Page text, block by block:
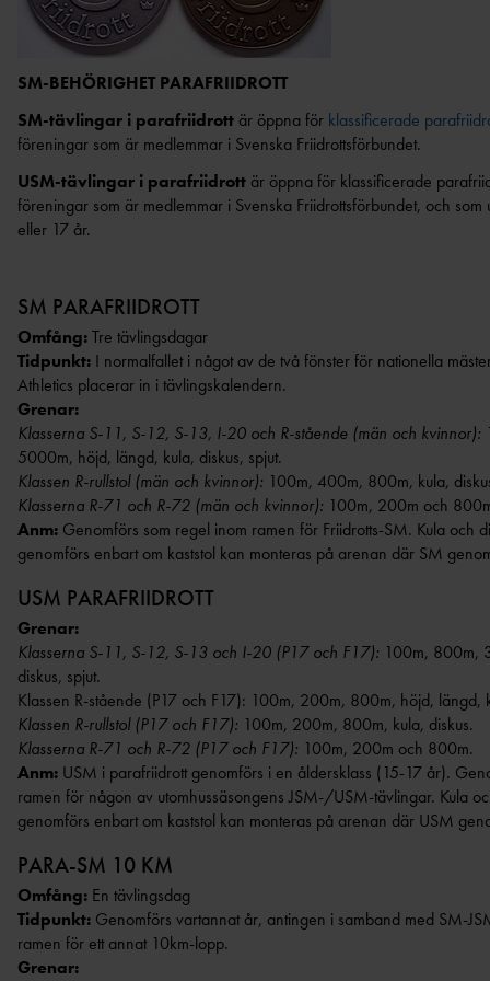
SUPPORTRAR
TRYGGHET
INKLUDERANDE FRIIDROTT
TRYGG FRIIDROTT
FRISK FRIIDROTT
FRIIDROTTENS SPELREGLER -
UPPFÖRANDEKOD
FRIIDROTTSKOLLEN – VEM
TÄVLAR NÄR OCH VAR?
SVENSK FRIIDROTTS PARATOUR
MEDALJER OCH MÄRKEN
RESULTATRAPPORTERING
ARENA
LÅNGLOPP
SM-BEHÖRIGHET PARAFRIIDROTT
SM-tävlingar i parafriidrott är öppna för klassificerade
föreningar som är medlemmar i Svenska Friidrottsförbundet.
USM-tävlingar i parafriidrott är öppna för klassificerade
föreningar som är medlemmar i Svenska Friidrottsförbundet, och
eller 17 år.
SM PARAFRIIDROTT
Omfång:Tre tävlingsdagar
Tidpunkt: I normalfallet i något av de två fönster för nationella
Athletics placerar in i tävlingskalendern.
Grenar:
Klasserna S-11, S-12, S-13, I-20 och R-stående (män och kvinnor):
5000m, höjd, längd, kula, diskus, spjut.
Klassen R-rullstol (män och kvinnor): 100m, 400m, 800m, kula,
Klasserna R-71 och R-72 (män och kvinnor): 100m, 200m och
Anm: Genomförs som regel inom ramen för Friidrotts-SM. Kula och
genomförs enbart om kaststol kan monteras på arenan där SM
USM PARAFRIIDROTT
Grenar:
Klasserna S-11, S-12, S-13 och I-20 (P17 och F17): 100m, 800m,
diskus, spjut.
Klassen R-stående (P17 och F17): 100m, 200m, 800m, höjd, längd,
Klassen R-rullstol (P17 och F17): 100m, 200m, 800m, kula, diskus.
Klasserna R-71 och R-72 (P17 och F17): 100m, 200m och 800m.
Anm: USM i parafriidrott genomförs i en åldersklass (15-17 år).
ramen för någon av utomhussäsongens JSM-/USM-tävlingar. Kula
genomförs enbart om kaststol kan monteras på arenan där USM
PARA-SM 10 KM
Omfång: En tävlingsdag
Tidpunkt: Genomförs vartannat år, antingen i samband med SM-
ramen för ett annat 10km-lopp.
Grenar: